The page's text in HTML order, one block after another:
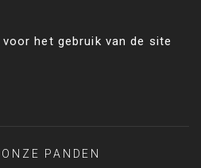
het gebruik van de site
PANDEN